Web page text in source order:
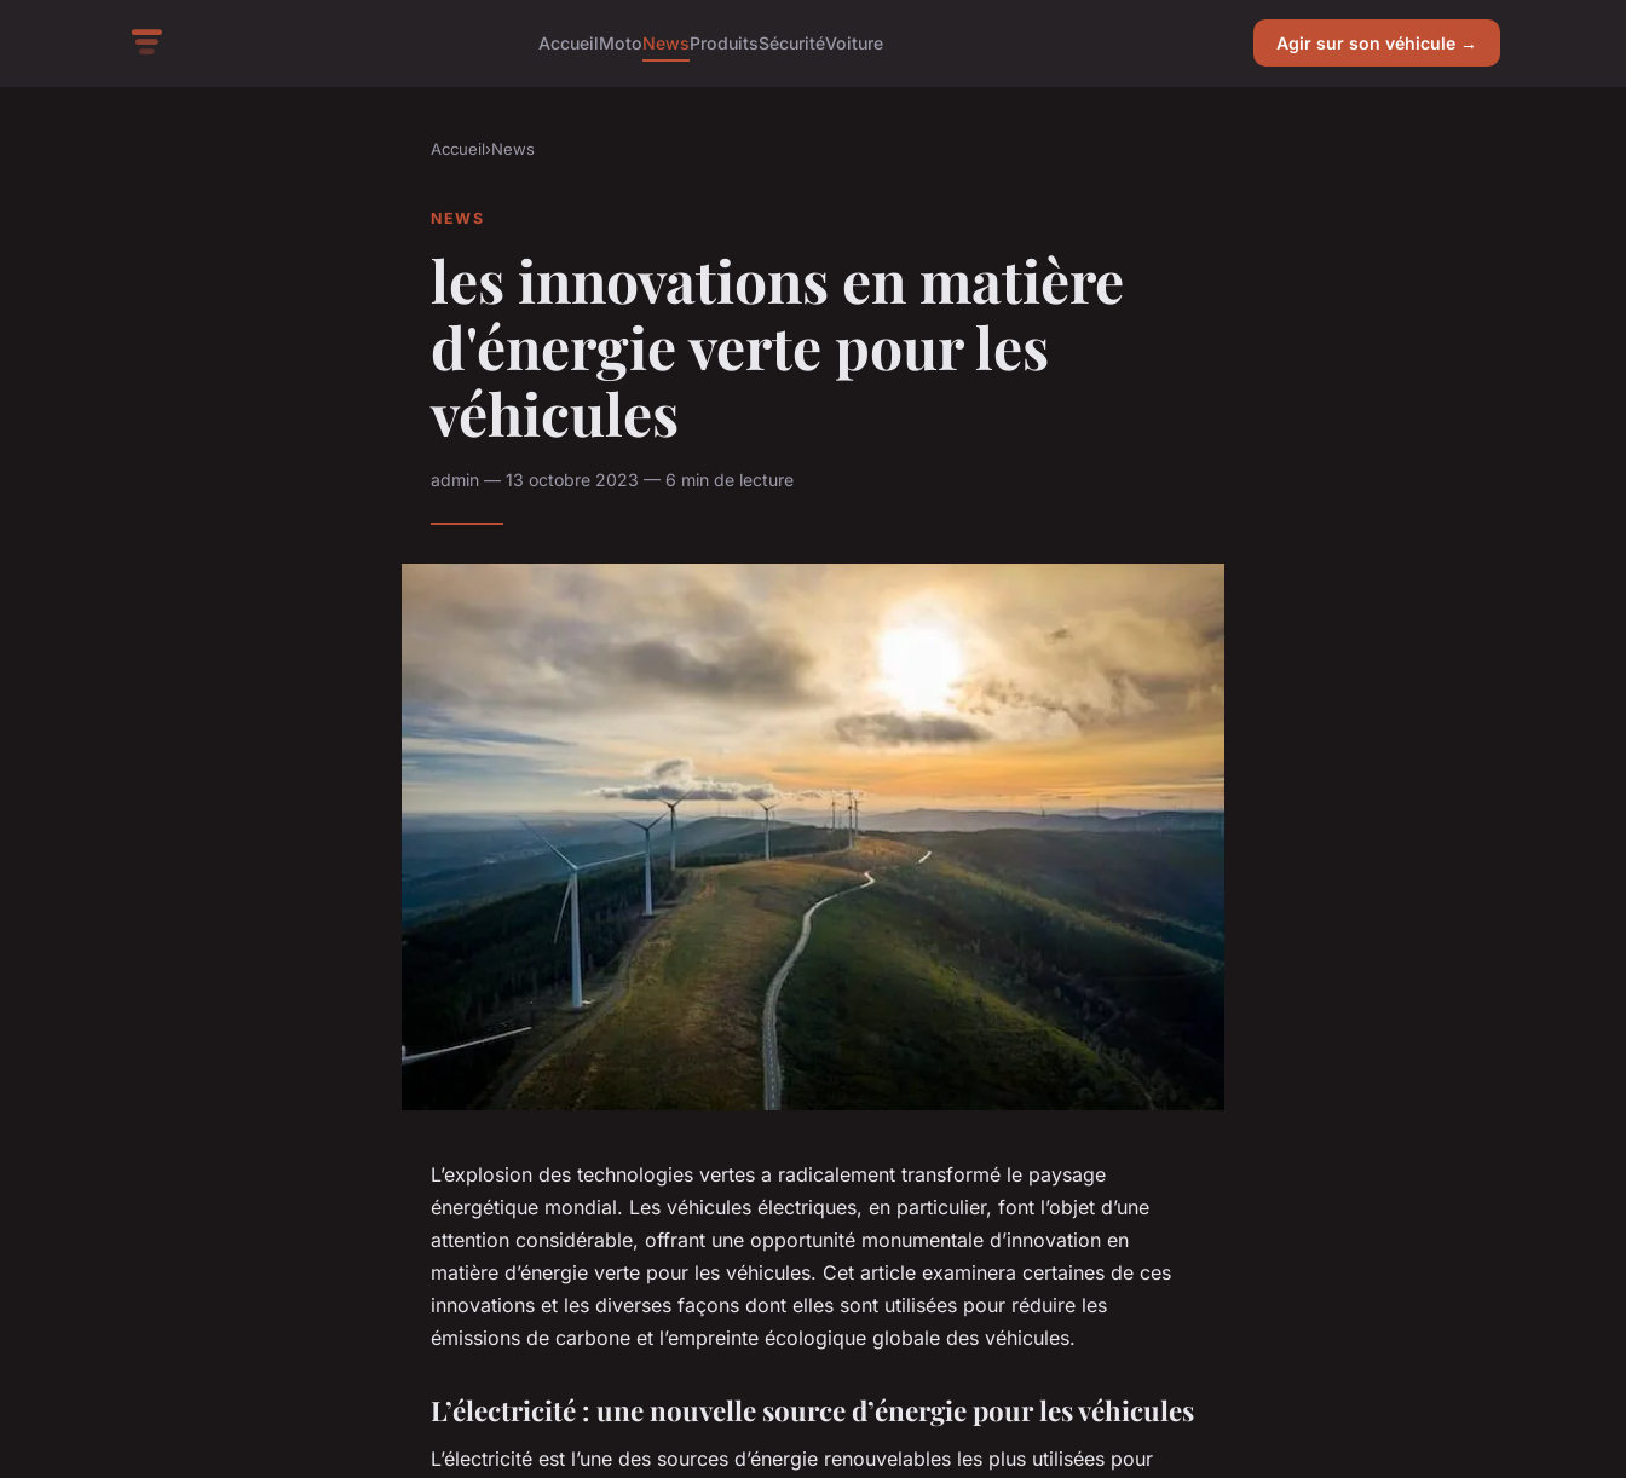
AccueilMotoNewsProduitsSécuritéVoiture Agir sur son véhicule →
Accueil›News
NEWS
les innovations en matière
d'énergie verte pour les
véhicules
admin — 13 octobre 2023 — 6 min de lecture
L’explosion des technologies vertes a radicalement transformé le paysage
énergétique mondial. Les véhicules électriques, en particulier, font l’objet d’une
attention considérable, offrant une opportunité monumentale d’innovation en
matière d’énergie verte pour les véhicules. Cet article examinera certaines de ces
innovations et les diverses façons dont elles sont utilisées pour réduire les
émissions de carbone et l’empreinte écologique globale des véhicules.
L’électricité : une nouvelle source d’énergie pour les véhicules
L’électricité est l’une des sources d’énergie renouvelables les plus utilisées pour